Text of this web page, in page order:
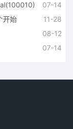
07-14
开始
11-28
08-12
07-14